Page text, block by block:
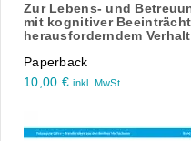
Zur Lebens- und
mit kognitiver
herausforderndem
Paperback
10,00 € inkl. MwSt.